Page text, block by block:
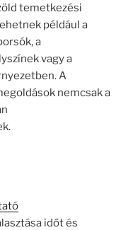
temetkezési
például a
a
vagy a
A
nemcsak a
időt és